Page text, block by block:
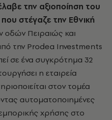
την αξιοποίηση του
στέγαζε την Εθνική
Πειραιώς και
την Prodea Investments
σε ένα συγκρότημα 32
η εταιρεία
στον τομέα
αυτοματοποιημένες
χρήσης στο